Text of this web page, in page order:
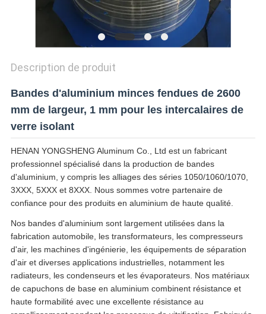
Description de produit
Bandes d'aluminium minces fendues de 2600
mm de largeur, 1 mm pour les intercalaires de
verre isolant
HENAN YONGSHENG Aluminum Co., Ltd est un fabricant
professionnel spécialisé dans la production de bandes
d'aluminium, y compris les alliages des séries 1050/1060/1070,
3XXX, 5XXX et 8XXX. Nous sommes votre partenaire de
confiance pour des produits en aluminium de haute qualité.
Nos bandes d'aluminium sont largement utilisées dans la
fabrication automobile, les transformateurs, les compresseurs
d'air, les machines d'ingénierie, les équipements de séparation
d'air et diverses applications industrielles, notamment les
radiateurs, les condenseurs et les évaporateurs. Nos matériaux
de capuchons de base en aluminium combinent résistance et
haute formabilité avec une excellente résistance au